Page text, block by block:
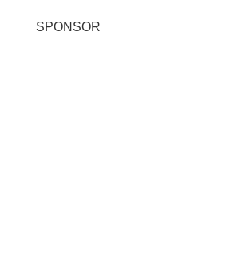
SPONSOR